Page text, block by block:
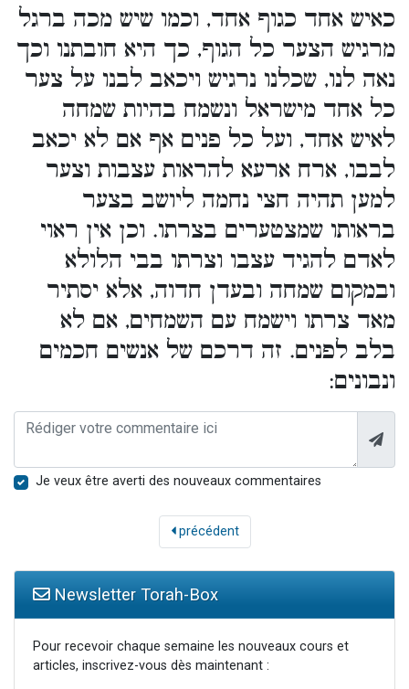
כאיש אחד כגוף אחד, וכמו שיש מכה ברגל
מרגיש הצער כל הגוף, כך היא חובתנו וכך
נאה לנו, שכלנו נרגיש ויכאב לבנו על צער
כל אחד מישראל ונשמח בהיות שמחה
לאיש אחד, ועל כל פנים אף אם לא יכאב
לבבו, ארח ארעא להראות עצבות וצער
למען תהיה חצי נחמה ליושב בצער
בראותו שמצטערים בצרתו. וכן אין ראוי
לאדם להגיד עצבו וצרתו בבי הלולא
ובמקום שמחה ובעדן חדוה, אלא יסתיר
מאד צרתו וישמח עם השמחים, אם לא
בלב לפנים. זה דרכם של אנשים חכמים
ונבונים:
Je veux être averti des nouveaux commentaires
précédent
Newsletter Torah-Box
Pour recevoir chaque semaine les nouveaux cours et
articles, inscrivez-vous dès maintenant :